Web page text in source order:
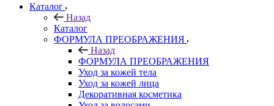
Каталог
Назад
Каталог
ФОРМУЛА ПРЕОБРАЖЕНИЯ
Назад
ФОРМУЛА ПРЕОБРАЖЕНИЯ
Уход за кожей тела
Уход за кожей лица
Декоративная косметика